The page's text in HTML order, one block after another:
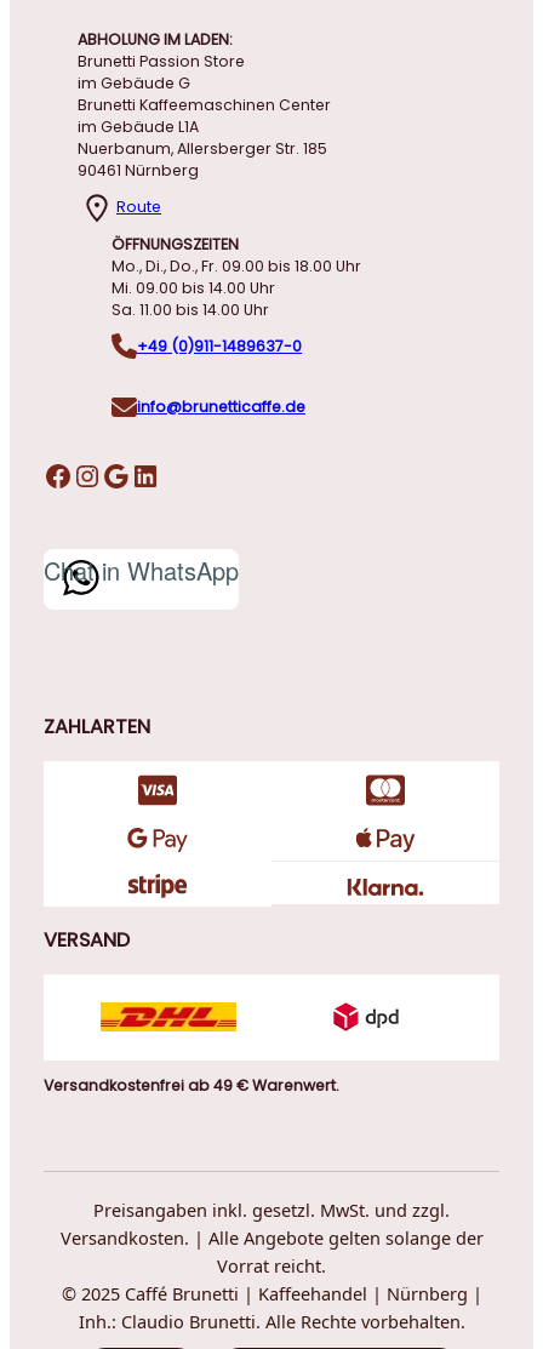
ABHOLUNG IM LADEN:
Brunetti Passion Store
im Gebäude G
Brunetti Kaffeemaschinen Center
im Gebäude L1A
Nuerbanum, Allersberger Str. 185
90461 Nürnberg
Route
ÖFFNUNGSZEITEN
Mo., Di., Do., Fr. 09.00 bis 18.00 Uhr
Mi. 09.00 bis 14.00 Uhr
Sa. 11.00 bis 14.00 Uhr
+49 (0)911-1489637-0
info@brunetticaffe.de
Facebook InstagramGoogle LinkedIn
Chat in WhatsApp
ZAHLARTEN
VERSAND
Versandkostenfrei ab 49 € Warenwert.
Preisangaben inkl. gesetzl. MwSt. und zzgl.
Versandkosten. | Alle Angebote gelten solange der
Vorrat reicht.
© 2025 Caffé Brunetti | Kaffeehandel | Nürnberg |
Inh.: Claudio Brunetti. Alle Rechte vorbehalten.